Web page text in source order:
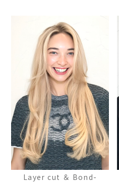
Layer cut ＆ Bond-